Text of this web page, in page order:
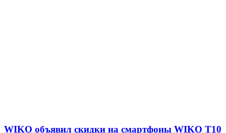
WIKO объявил скидки на смартфоны WIKO T10